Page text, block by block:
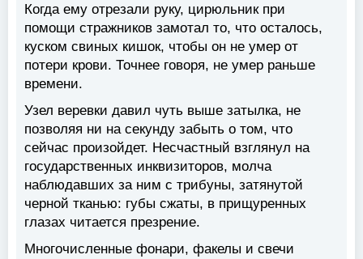
Когда ему отрезали руку, цирюльник при
помощи стражников замотал то, что осталось,
куском свиных кишок, чтобы он не умер от
потери крови. Точнее говоря, не умер раньше
времени.
Узел веревки давил чуть выше затылка, не
позволяя ни на секунду забыть о том, что
сейчас произойдет. Несчастный взглянул на
государственных инквизиторов, молча
наблюдавших за ним с трибуны, затянутой
черной тканью: губы сжаты, в прищуренных
глазах читается презрение.
Многочисленные фонари, факелы и свечи